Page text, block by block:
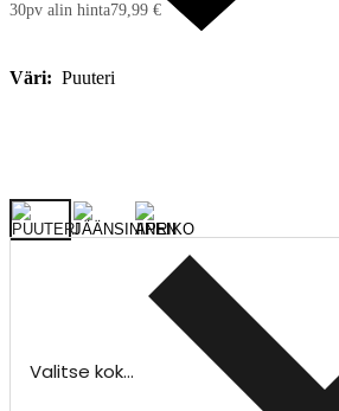
30pv alin hinta79,99 €
Väri: Puuteri
Valitse koko